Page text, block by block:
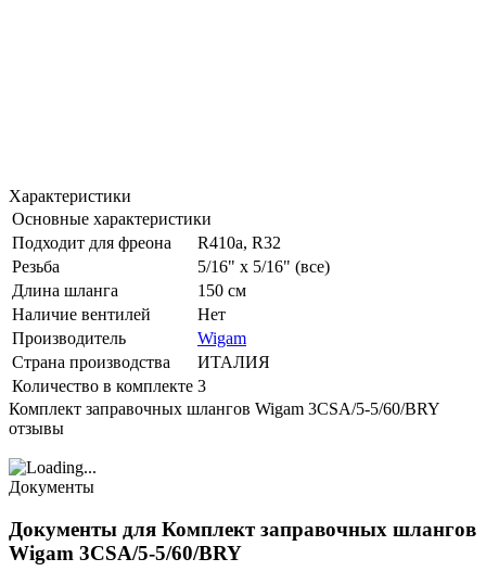
Характеристики
Основные характеристики
Подходит для фреона
R410a, R32
Резьба
5/16" x 5/16" (все)
Длина шланга
150 см
Наличие вентилей
Нет
Производитель
Wigam
Страна производства
ИТАЛИЯ
Количество в комплекте 3
Комплект заправочных шлангов Wigam 3CSA/5-5/60/BRY
отзывы
Документы
Документы для Комплект заправочных шлангов
Wigam 3CSA/5-5/60/BRY